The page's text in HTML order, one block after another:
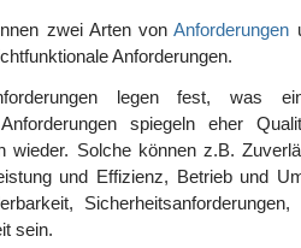
zwei Arten vonAnforderungen
Anforderungen.
legen fest, was
spiegeln eher
wieder. Solche können z.B.
und Effizienz, Betrieb und
sein.